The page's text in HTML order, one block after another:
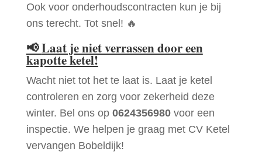
Ook voor onderhoudscontracten kun je bij
ons terecht. Tot snel! 🔥
📢Laat je niet verrassen door een
kapotte ketel!
Wacht niet tot het te laat is. Laat je ketel
controleren en zorg voor zekerheid deze
winter. Bel ons op 0624356980voor een
inspectie. We helpen je graag met CV Ketel
vervangen Bobeldijk!